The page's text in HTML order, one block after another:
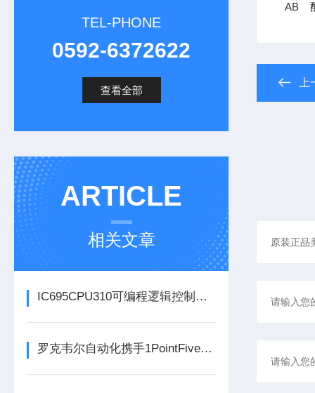
TEL-PHONE
0592-6372622
查看全部
ARTICLE
相关文章
IC695CPU310可编程逻辑控制器在各行业中具体应用分享
罗克韦尔自动化携手1PointFive 签署直接空气捕获碳去除信用协议
AB